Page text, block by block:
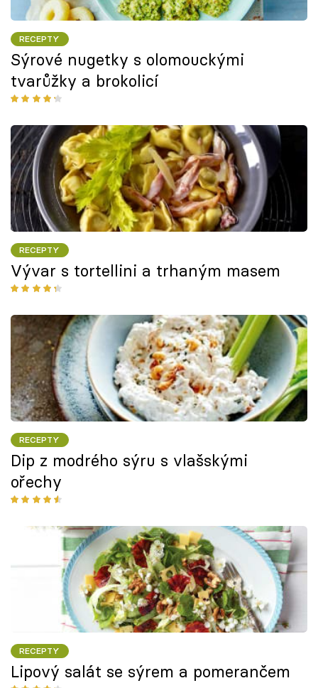
RECEPTY
Sýrové nugetky s olomouckými
tvarůžky a brokolicí
RECEPTY
Vývar s tortellini a trhaným masem
RECEPTY
Dip z modrého sýru s vlašskými
ořechy
RECEPTY
Lipový salát se sýrem a pomerančem